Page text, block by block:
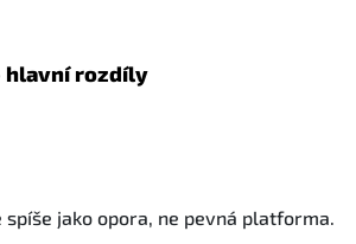
hlavní rozdíly
jako opora, ne pevná platforma.